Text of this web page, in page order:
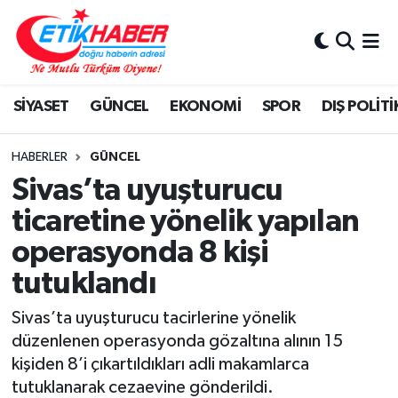
SİYASET GÜNCEL EKONOMİ SPOR DIŞ
HABERLER GÜNCEL
Sivas’ta uyuşturucu
ticaretine yönelik yapılan
operasyonda 8 kişi
tutuklandı
Sivas’ta uyuşturucu tacirlerine yönelik
düzenlenen operasyonda gözaltına alının 15
kişiden 8’i çıkartıldıkları adli makamlarca
tutuklanarak cezaevine gönderildi.
BİLİM-TEKNOLOJİ
DIŞ POLİTİKA
DÜNYA
EĞİTİM GENÇLİK
EKONOMİ
KÖŞE YAZILARI
KÜLTÜR-SANAT-MAGAZİN
MEDYA
Nöbetçi Eczaneler
Hava Durumu
İstanbul Namaz Vakitleri
Trafik Durumu
Süper Lig Puan Durumu ve Fikstür
Tüm Manşetler
Son Dakika Haberleri
Haber Arşivi